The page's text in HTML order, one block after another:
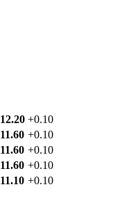
12.20 +0.10
11.60 +0.10
11.60 +0.10
11.60 +0.10
11.10 +0.10